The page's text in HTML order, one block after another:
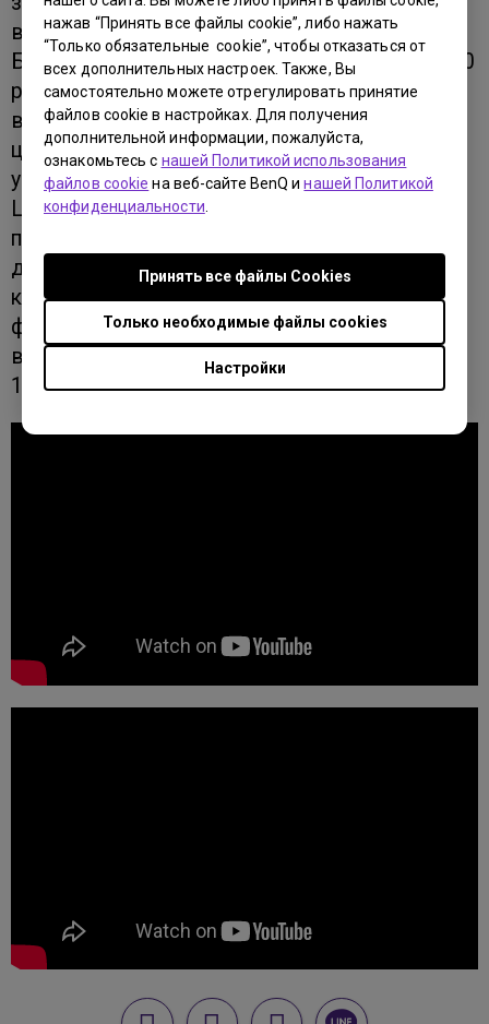
нажав “Принять все файлы cookie”, либо нажать
“Только обязательные cookie”, чтобы отказаться от
всех дополнительных настроек. Также, Вы
самостоятельно можете отрегулировать принятие
файлов cookie в настройках. Для получения
дополнительной информации, пожалуйста,
ознакомьтесь с нашей Политикой использования
файлов cookie на веб-сайте BenQ инашей Политикой
конфиденциальности
Настройки
Только необходимые файлы cookies
Принять все файлы Сookies
виде, в каком ее задумал фотограф.
Благодаря тому, что в мониторе BenQ PV270
реализованы самые строгие стандарты
воспроизведения, качество изображения и
цветопередачи остаются на максимальном
уровне на каждом из этапов процесса.
Цветопередача не меняется, начиная с
предварительного монтажа, на стадии
добавления специальных эффектов,
коррекции цветов, сведения и до самой
финальной обработки изображений или
видео. Поэтому полученный результат на
100% совпадает с задуманной идеей.